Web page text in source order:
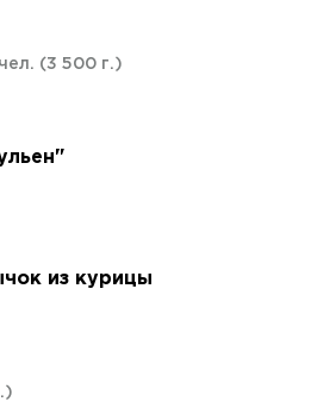
(3 500 г.)
из курицы